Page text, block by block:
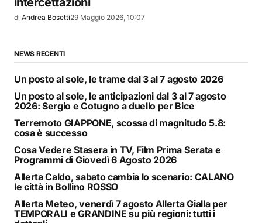
di Andrea Bosetti29 Maggio 2026, 10:07
NEWS RECENTI
Un posto al sole, le trame dal 3 al 7 agosto 2026
Un posto al sole, le anticipazioni dal 3 al 7 agosto
2026: Sergio e Cotugno a duello per Bice
Terremoto GIAPPONE, scossa di magnitudo 5.8:
cosa è successo
Cosa Vedere Stasera in TV, Film Prima Serata e
Programmi di Giovedì 6 Agosto 2026
Allerta Caldo, sabato cambia lo scenario: CALANO
le città in Bollino ROSSO
Allerta Meteo, venerdì 7 agosto Allerta Gialla per
TEMPORALI e GRANDINE su più regioni: tutti i